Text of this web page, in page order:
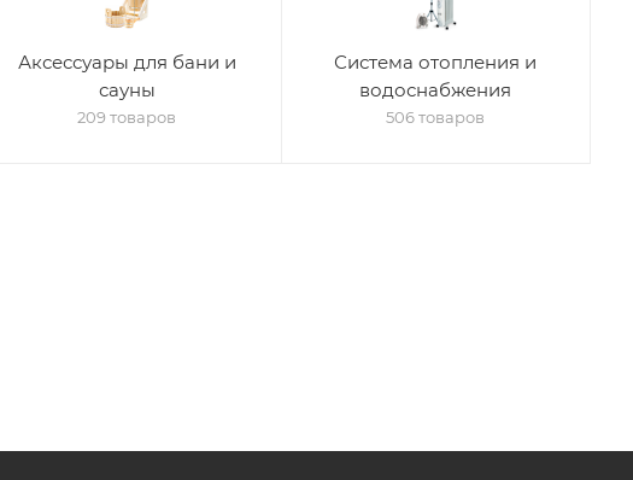
Аксессуары для бани и
сауны
209 товаров
Система отопления и
водоснабжения
506 товаров